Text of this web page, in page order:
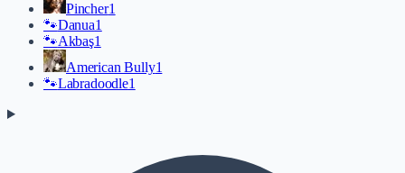
Pincher1
🐾Danua1
🐾Akbaş1
American Bully1
🐾Labradoodle1